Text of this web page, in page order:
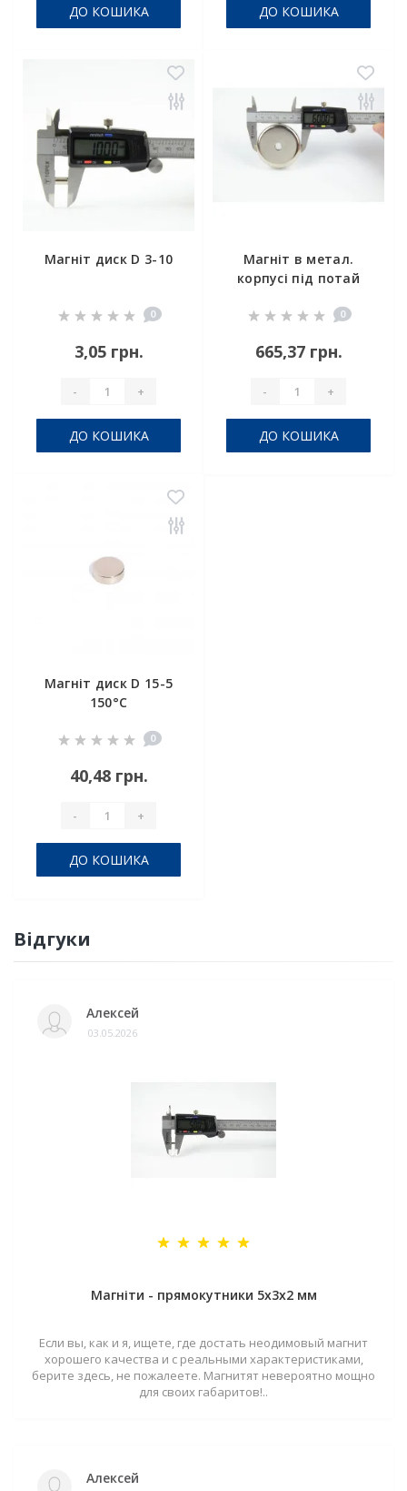
ДО КОШИКА ДО КОШИКА
Магніт диск D 3-10
0
3,05 грн.
- +
ДО КОШИКА
Магніт в метал.
корпусі під потай
0
665,37 грн.
- +
ДО КОШИКА
Магніт диск D 15-5
150°C
0
40,48 грн.
- +
ДО КОШИКА
Відгуки
Алексей
03.05.2026
Магніти - прямокутники 5x3x2 мм
Если вы, как и я, ищете, где достать неодимовый магнит
хорошего качества и с реальными характеристиками,
берите здесь, не пожалеете. Магнитят невероятно мощно
для своих габаритов!..
Алексей